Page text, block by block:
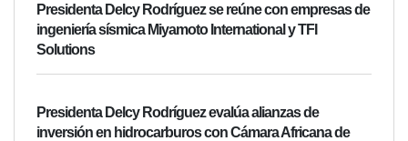
Presidenta Delcy Rodríguez se reúne con empresas de
ingeniería sísmica Miyamoto International y TFI
Solutions
Presidenta Delcy Rodríguez evalúa alianzas de
inversión en hidrocarburos con Cámara Africana de